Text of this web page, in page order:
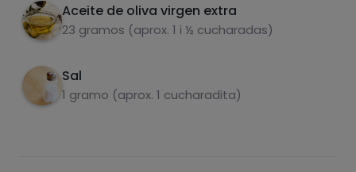
Aceite de oliva virgen extra
23 gramos (aprox. 1 i ½ cucharadas)
Sal
1 gramo (aprox. 1 cucharadita)
Azúcares
Grasas